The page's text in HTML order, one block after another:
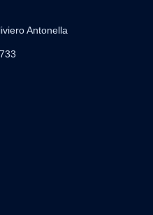
Antonella